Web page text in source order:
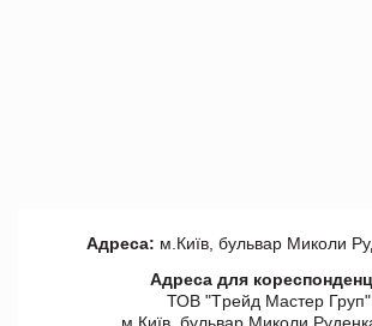
Адреса: м.Київ, бульвар Миколи
Адреса для
ТОВ "Tрейд Мастер Груп"
м.Київ, бульвар Миколи